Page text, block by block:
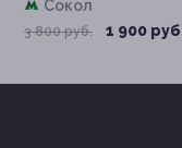
1 900 руб.